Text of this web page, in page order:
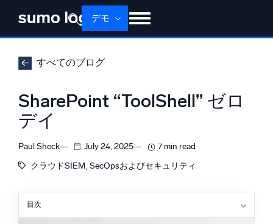
デモ
せいひん ソリューション
ログイン 無料トライアル サポート
マルチエージェントAIプラットフォーム
プラットフォーム
すべてのブログ
SharePoint “ToolShell” ゼロ
デイ
Paul Sheck July 24, 2025
7 min read
クラウドSIEM, SecOpsおよびセキュリティ
目次